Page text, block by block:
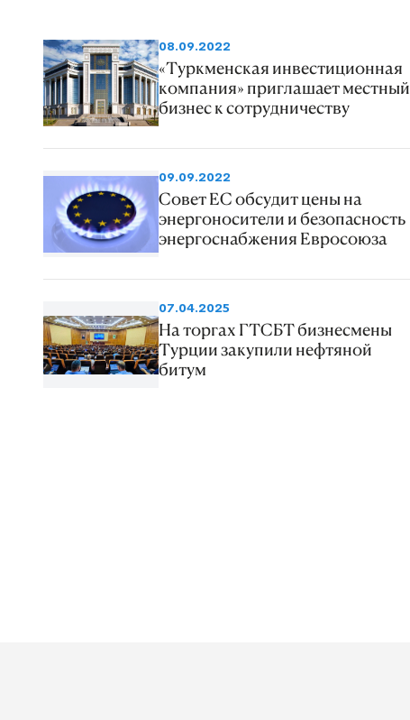
08.09.2022
«Туркменская инвестиционная
компания» приглашает местный
бизнес к сотрудничеству
09.09.2022
Совет ЕС обсудит цены на
энергоносители и безопасность
энергоснабжения Евросоюза
07.04.2025
На торгах ГТСБТ бизнесмены
Турции закупили нефтяной
битум